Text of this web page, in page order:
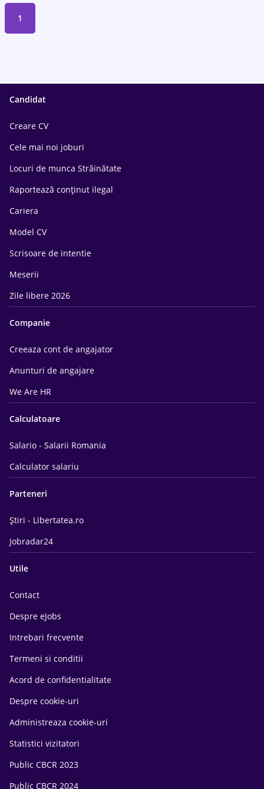
1
Candidat
Creare CV
Cele mai noi joburi
Locuri de munca Străinătate
Raportează conținut ilegal
Cariera
Model CV
Scrisoare de intentie
Meserii
Zile libere 2026
Companie
Creeaza cont de angajator
Anunturi de angajare
We Are HR
Calculatoare
Salario - Salarii Romania
Calculator salariu
Parteneri
Știri - Libertatea.ro
Jobradar24
Utile
Contact
Despre eJobs
Intrebari frecvente
Termeni si conditii
Acord de confidentialitate
Despre cookie-uri
Administreaza cookie-uri
Statistici vizitatori
Public CBCR 2023
Public CBCR 2024